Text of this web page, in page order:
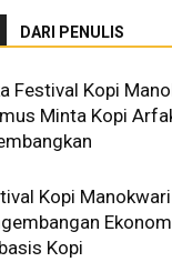
DARI PENULIS
Festival Kopi
Minta Kopi
Kopi
Kopi